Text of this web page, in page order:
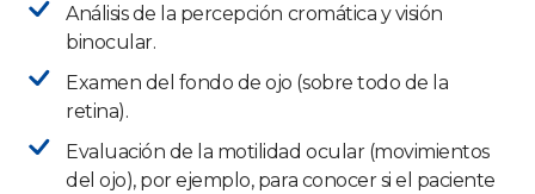
Análisis de la percepción cromática y visión
binocular.
Examen del fondo de ojo (sobre todo de la
retina).
Evaluación de la motilidad ocular (movimientos
del ojo), por ejemplo, para conocer si el paciente